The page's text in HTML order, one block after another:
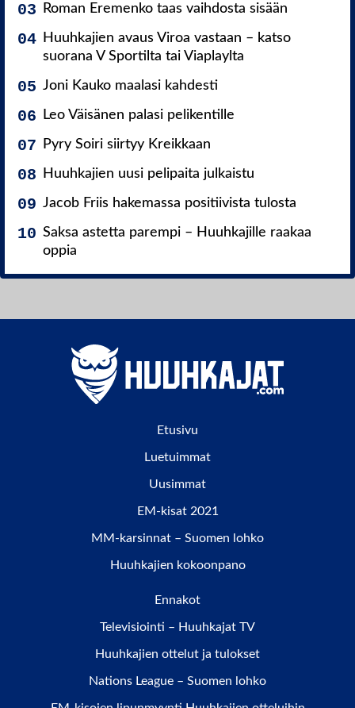
Roman Eremenko taas vaihdosta sisään
Huuhkajien avaus Viroa vastaan – katso
suorana V Sportilta tai Viaplaylta
Joni Kauko maalasi kahdesti
Leo Väisänen palasi pelikentille
Pyry Soiri siirtyy Kreikkaan
Huuhkajien uusi pelipaita julkaistu
Jacob Friis hakemassa positiivista tulosta
Saksa astetta parempi – Huuhkajille raakaa
oppia
Etusivu
Luetuimmat
Uusimmat
EM-kisat 2021
MM-karsinnat – Suomen lohko
Huuhkajien kokoonpano
Ennakot
Televisiointi – Huuhkajat TV
Huuhkajien ottelut ja tulokset
Nations League – Suomen lohko